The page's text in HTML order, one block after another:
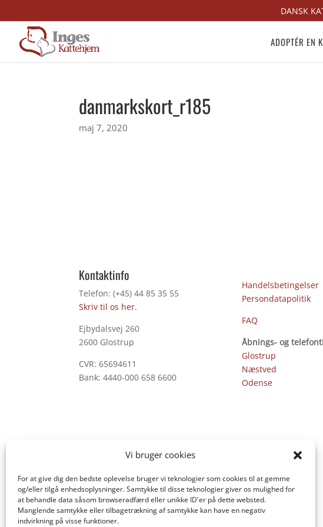
Vi bruger cookies
For at give dig den bedste oplevelse bruger vi teknologier som cookies til at gemme
og/eller tilgå enhedsoplysninger. Samtykke til disse teknologier giver os mulighed for
at behandle data såsom browseradfærd eller unikke ID'er på dette websted.
Manglende samtykke eller tilbagetrækning af samtykke kan have en negativ
indvirkning på visse funktioner.
DANSK
ADOPTÉR EN
danmarkskort_r185
maj 7, 2020
Kontaktinfo
Telefon: (+45) 44 85 35 55
Skriv til os her.
Ejbydalsvej 260
2600 Glostrup
CVR: 65694611
Bank: 4440-000 658 6600
Handelsbetingelser
Persondatapolitik
FAQ
Åbnings- og
Glostrup
Næstved
Odense